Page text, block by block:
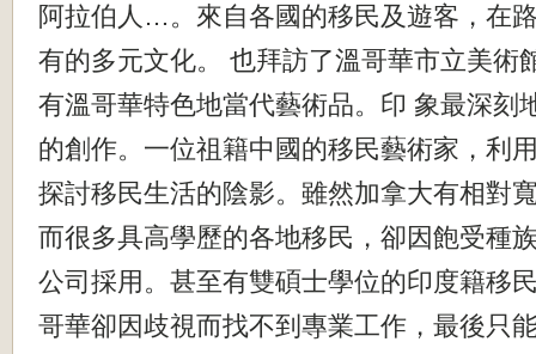
阿拉伯人…。來自各國的移民及遊客，在
有的多元文化。 也拜訪了溫哥華市立美術
有溫哥華特色地當代藝術品。印 象最深刻
的創作。一位祖籍中國的移民藝術家，利
探討移民生活的陰影。雖然加拿大有相對
而很多具高學歷的各地移民，卻因飽受種
公司採用。甚至有雙碩士學位的印度籍移
哥華卻因歧視而找不到專業工作，最後只